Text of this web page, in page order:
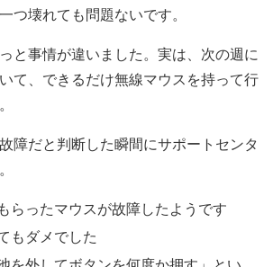
つ壊れても問題ないです。
と事情が違いました。実は、次の週に
て、できるだけ無線マウスを持って行
障だと判断した瞬間にサポートセンタ
らったマウスが故障したようです
もダメでした